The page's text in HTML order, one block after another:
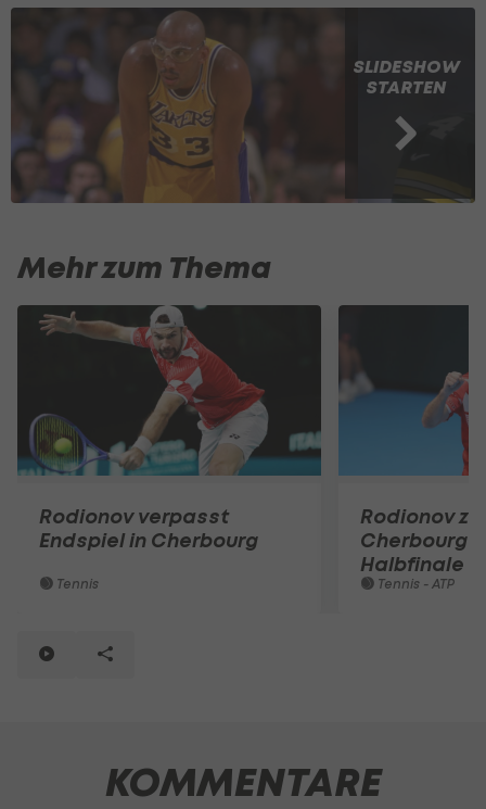
SLIDESHOW
STARTEN
Mehr zum Thema
Rodionov verpasst
Endspiel in Cherbourg
Tennis
Rodionov
Cherbourg
Halbfinale
Tennis - ATP
KOMMENTARE